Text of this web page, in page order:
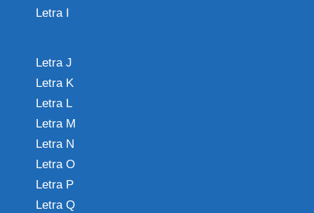
Letra I
Letra J
Letra K
Letra L
Letra M
Letra N
Letra O
Letra P
Letra Q